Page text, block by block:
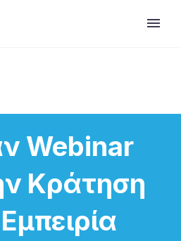
Webinar
Κράτηση